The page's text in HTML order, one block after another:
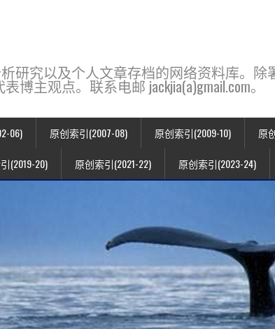
析研究以及个人文章存档的网络资料库。
博主观点。联系电邮 jackjia(a)gmail.com。
06) 原创索引(2007-08) 原创索引(2009-10) 原
(2019-20) 原创索引(2021-22) 原创索引(2023-24)